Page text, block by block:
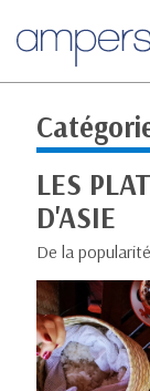
LES
D'ASIE
De la